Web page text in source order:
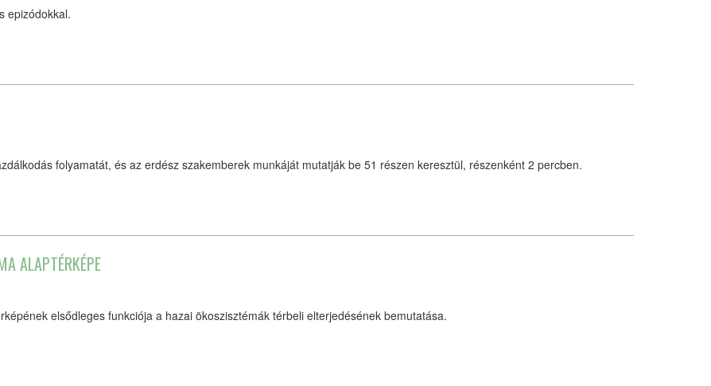
epizódokkal.
folyamatát, és az erdész szakemberek munkáját mutatják be 51 részen keresztül, részenként 2 percben.
ALAPTÉRKÉPE
elsődleges funkciója a hazai ökoszisztémák térbeli elterjedésének bemutatása.